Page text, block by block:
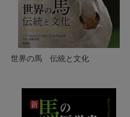
世界の馬 伝統と文化